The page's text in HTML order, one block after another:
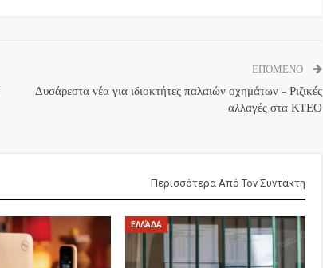
ΕΠΌΜΕΝΟ
Δυσάρεστα νέα για ιδιοκτήτες παλαιών οχημάτων – Ριζικές
αλλαγές στα ΚΤΕΟ
Περισσότερα Από Τον Συντάκτη
ΕΛΛΆΔΑ